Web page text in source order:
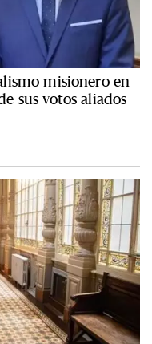
misionero en
sus votos aliados